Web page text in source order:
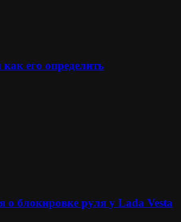
его определить
о блокировке руля у Lada Vesta